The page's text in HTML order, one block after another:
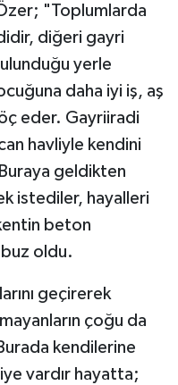
"Toplumlarda
diğeri gayri
yerle
daha iyi iş, aş
eder. Gayriiradi
havliyle kendini
geldikten
istediler, hayalleri
beton
oldu.
geçirerek
çoğu da
kendilerine
vardır hayatta;